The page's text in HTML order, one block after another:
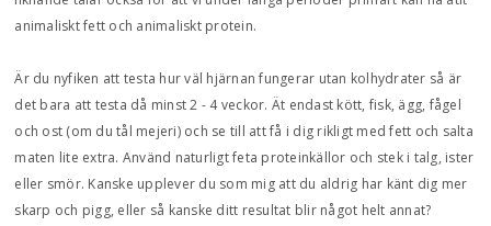
animaliskt fett och animaliskt protein.
Är du nyfiken att testa hur väl hjärnan fungerar utan kolhydrater så är
det bara att testa då minst 2 - 4 veckor. Ät endast kött, fisk, ägg, fågel
och ost (om du tål mejeri) och se till att få i dig rikligt med fett och salta
maten lite extra. Använd naturligt feta proteinkällor och stek i talg, ister
eller smör. Kanske upplever du som mig att du aldrig har känt dig mer
skarp och pigg, eller så kanske ditt resultat blir något helt annat?